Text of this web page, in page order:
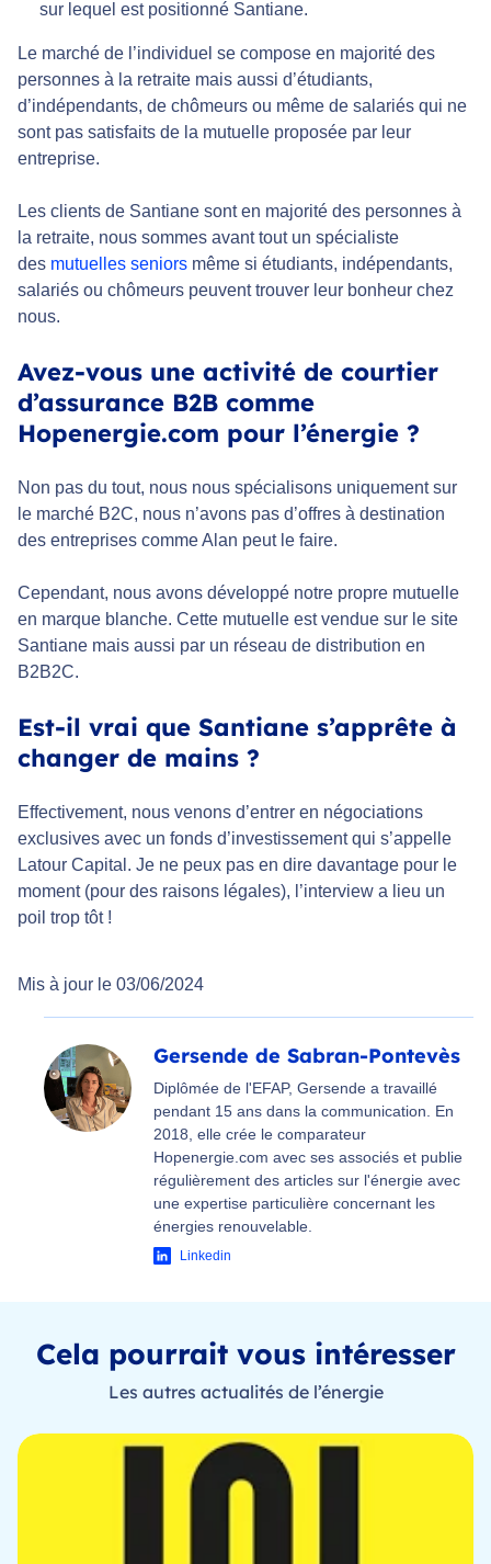
sur lequel est positionné Santiane.
Le marché de l’individuel se compose en majorité des
personnes à la retraite mais aussi d’étudiants,
d’indépendants, de chômeurs ou même de salariés qui ne
sont pas satisfaits de la mutuelle proposée par leur
entreprise.
Les clients de Santiane sont en majorité des personnes à
la retraite, nous sommes avant tout un spécialiste
des mutuelles seniors même si étudiants, indépendants,
salariés ou chômeurs peuvent trouver leur bonheur chez
nous.
Avez-vous une activité de courtier
d’assurance B2B comme
Hopenergie.com pour l’énergie ?
Non pas du tout, nous nous spécialisons uniquement sur
le marché B2C, nous n’avons pas d’offres à destination
des entreprises comme Alan peut le faire.
Cependant, nous avons développé notre propre mutuelle
en marque blanche. Cette mutuelle est vendue sur le site
Santiane mais aussi par un réseau de distribution en
B2B2C.
Est-il vrai que Santiane s’apprête à
changer de mains ?
Effectivement, nous venons d’entrer en négociations
exclusives avec un fonds d’investissement qui s’appelle
Latour Capital. Je ne peux pas en dire davantage pour le
moment (pour des raisons légales), l’interview a lieu un
poil trop tôt !
Mis à jour le 03/06/2024
Gersende de Sabran-Pontevès
Diplômée de l'EFAP, Gersende a travaillé
pendant 15 ans dans la communication. En
2018, elle crée le comparateur
Hopenergie.com avec ses associés et publie
régulièrement des articles sur l'énergie avec
une expertise particulière concernant les
énergies renouvelable.
Linkedin
Cela pourrait vous intéresser
Les autres actualités de l’énergie